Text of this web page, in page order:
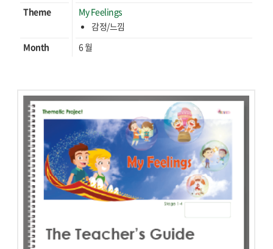
Theme
My Feelings
감정/느낌
Month
6 월